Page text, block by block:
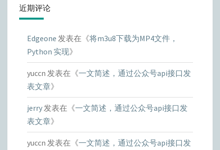
近期评论
Edgeone 发表在《将m3u8下载为MP4文件，
Python 实现》
yuccn 发表在《一文简述，通过公众号api接口发
表文章》
jerry 发表在《一文简述，通过公众号api接口发
表文章》
yuccn 发表在《一文简述，通过公众号api接口发